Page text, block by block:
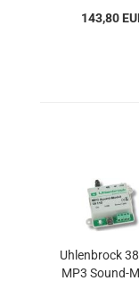
143,80
Uhlenbrock
MP3 Sound-